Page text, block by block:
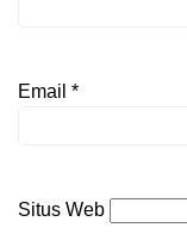
Email *
Situs Web